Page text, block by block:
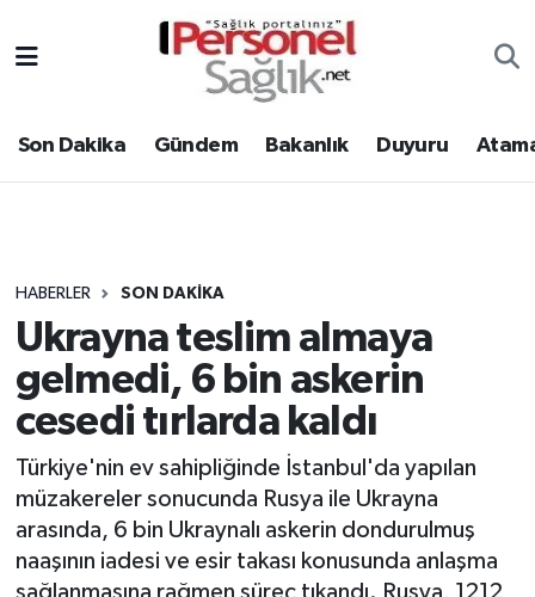
Son Dakika Gündem Bakanlık Duyuru
HABERLER SON DAKIKA
Ukrayna teslim almaya
gelmedi, 6 bin askerin
cesedi tırlarda kaldı
Türkiye'nin ev sahipliğinde İstanbul'da yapılan
müzakereler sonucunda Rusya ile Ukrayna
arasında, 6 bin Ukraynalı askerin dondurulmuş
naaşının iadesi ve esir takası konusunda anlaşma
sağlanmasına rağmen süreç tıkandı. Rusya, 1212
Gündem
Atamalar
Mevzuat
Sendika
Kpss - Sınav
Nöbetçi Eczaneler
Hava Durumu
Tüm Manşetler
Son Dakika Haberleri
Haber Arşivi